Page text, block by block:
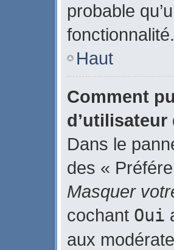
probable
fonctionnalité.
Haut
Comment
Dans le
des «
Masquer
cochant Oui
aux